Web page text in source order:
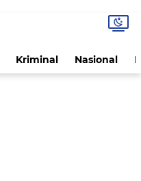
Kriminal Nasional